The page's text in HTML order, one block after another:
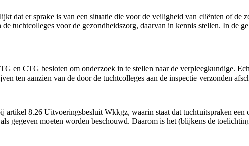
dat er sprake is van een situatie die voor de veiligheid van cliënten of de
tuchtcolleges voor de gezondheidszorg, daarvan in kennis stellen. In de
en CTG besloten om onderzoek in te stellen naar de verpleegkundige.
ten aanzien van de door de tuchtcolleges aan de inspectie verzonden
8.26 Uitvoeringsbesluit Wkkgz, waarin staat dat tuchtuitspraken een
gegeven moeten worden beschouwd. Daarom is het (blijkens de